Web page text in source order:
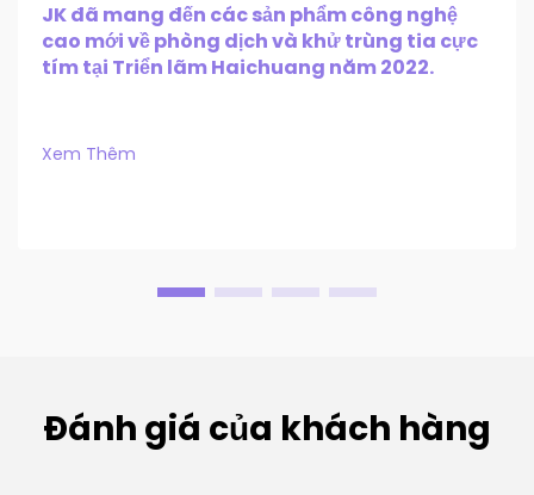
JK đã mang đến các sản phẩm công nghệ
cao mới về phòng dịch và khử trùng tia cực
tím tại Triển lãm Haichuang năm 2022.
Xem Thêm
Đánh giá của khách hàng